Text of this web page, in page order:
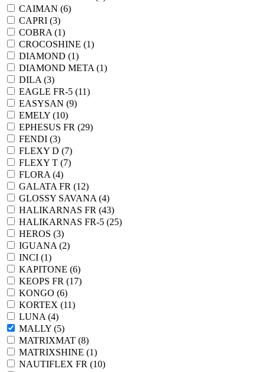
CAIMAN (6)
CAPRI (3)
COBRA (1)
CROCOSHINE (1)
DIAMOND (1)
DIAMOND META (1)
DILA (3)
EAGLE FR-5 (11)
EASYSAN (9)
EMELY (10)
EPHESUS FR (29)
FENDI (3)
FLEXY D (7)
FLEXY T (7)
FLORA (4)
GALATA FR (12)
GLOSSY SAVANA (4)
HALIKARNAS FR (43)
HALIKARNAS FR-5 (25)
HEROS (3)
IGUANA (2)
INCI (1)
KAPITONE (6)
KEOPS FR (17)
KONGO (6)
KORTEX (11)
LUNA (4)
MALLY (5)
MATRIXMAT (8)
MATRIXSHINE (1)
NAUTIFLEX FR (10)